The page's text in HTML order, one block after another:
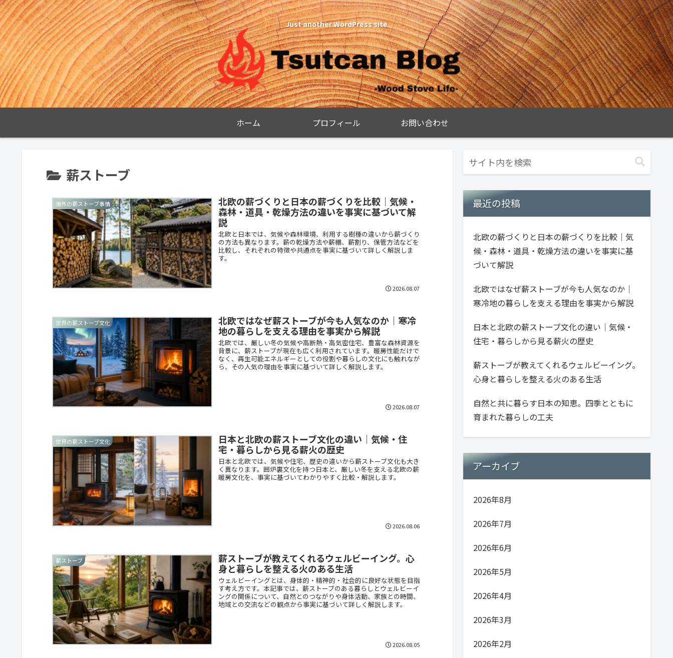
Just another WordPress site
ホーム プロフィール お問い合わせ
薪ストーブ
海外の薪ストーブ事情
北欧の薪づくりと日本の薪づくりを比較｜気候・
森林・道具・乾燥方法の違いを事実に基づいて解
説
北欧と日本では、気候や森林環境、利用する樹種の違いから薪づくり
の方法も異なります。薪の乾燥方法や薪棚、薪割り、保管方法などを
比較し、それぞれの特徴や共通点を事実に基づいて詳しく解説しま
す。
2026.08.07
世界の薪ストーブ文化
北欧ではなぜ薪ストーブが今も人気なのか｜寒冷
地の暮らしを支える理由を事実から解説
北欧では、厳しい冬の気候や高断熱・高気密住宅、豊富な森林資源を
背景に、薪ストーブが現在も広く利用されています。暖房性能だけで
なく、再生可能エネルギーとしての役割や暮らしの文化にも触れなが
ら、その人気の理由を事実に基づいて詳しく解説します。
2026.08.07
世界の薪ストーブ文化
日本と北欧の薪ストーブ文化の違い｜気候・住
宅・暮らしから見る薪火の歴史
日本と北欧では、気候や住宅、歴史の違いから薪ストーブ文化も大き
く異なります。囲炉裏文化を持つ日本と、厳しい冬を支える北欧の薪
暖房文化を、事実に基づいてわかりやすく比較・解説します。
2026.08.06
薪ストーブ
薪ストーブが教えてくれるウェルビーイング。心
身と暮らしを整える火のある生活
ウェルビーイングとは、身体的・精神的・社会的に良好な状態を目指
す考え方です。本記事では、薪ストーブのある暮らしとウェルビーイ
ングの関係について、自然とのつながりや身体活動、家族との時間、
地域との交流などの観点から事実に基づいて詳しく解説します。
2026.08.05
最近の投稿
北欧の薪づくりと日本の薪づくりを比較｜気
候・森林・道具・乾燥方法の違いを事実に基
づいて解説
北欧ではなぜ薪ストーブが今も人気なのか｜
寒冷地の暮らしを支える理由を事実から解説
日本と北欧の薪ストーブ文化の違い｜気候・
住宅・暮らしから見る薪火の歴史
薪ストーブが教えてくれるウェルビーイング。
心身と暮らしを整える火のある生活
自然と共に暮らす日本の知恵。四季とともに
育まれた暮らしの工夫
アーカイブ
2026年8月
2026年7月
2026年6月
2026年5月
2026年4月
2026年3月
2026年2月